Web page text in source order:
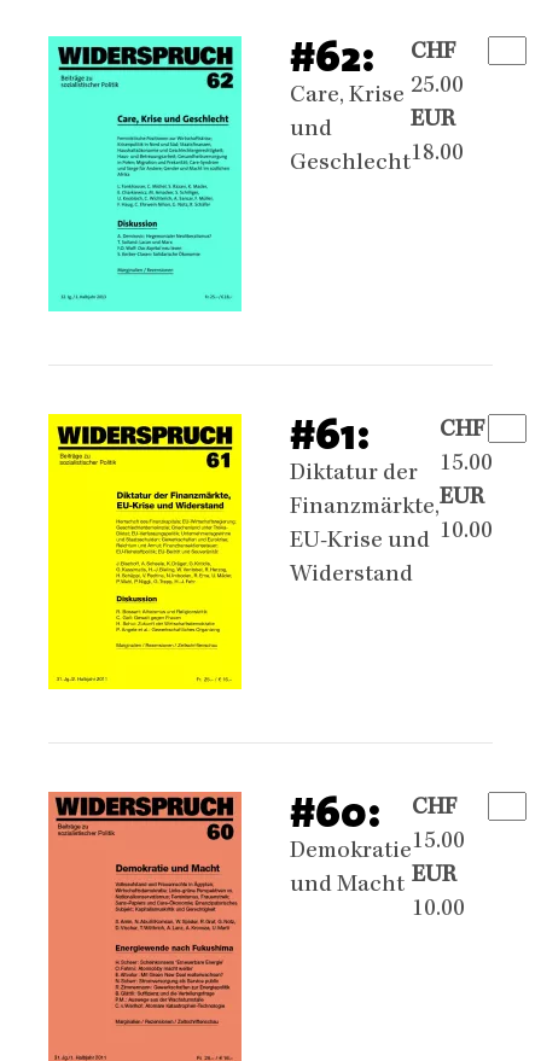
#62:
Care, Krise
und
Geschlecht
CHF
25.00
EUR
18.00
#61:
Diktatur der
Finanzmärkte,
EU-Krise und
Widerstand
CHF
15.00
EUR
10.00
#60:
Demokratie
und Macht
CHF
15.00
EUR
10.00